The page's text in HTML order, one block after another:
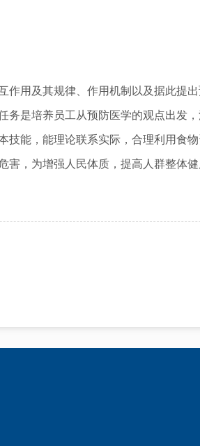
作用及其规律、作用机制以及据此提
务是培养员工从预防医学的观点出发
技能，能理论联系实际，合理利用食
，为增强人民体质，提高人群整体健